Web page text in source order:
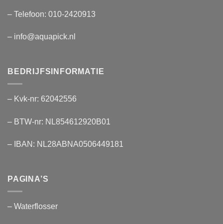
– Telefoon: 010-2420913
– info@aquapick.nl
BEDRIJFSINFORMATIE
– Kvk-nr: 62042556
– BTW-nr: NL854612920B01
– IBAN: NL28ABNA0506449181
PAGINA’S
– Waterflosser